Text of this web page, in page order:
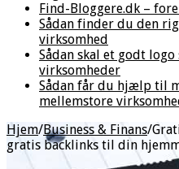
Find-Bloggere.dk –
Sådan finder du den
virksomhed
Sådan skal et godt logo
virksomheder
Sådan får du hjælp til
mellemstore
Hjem/Business & Finans/
gratis backlinks til din